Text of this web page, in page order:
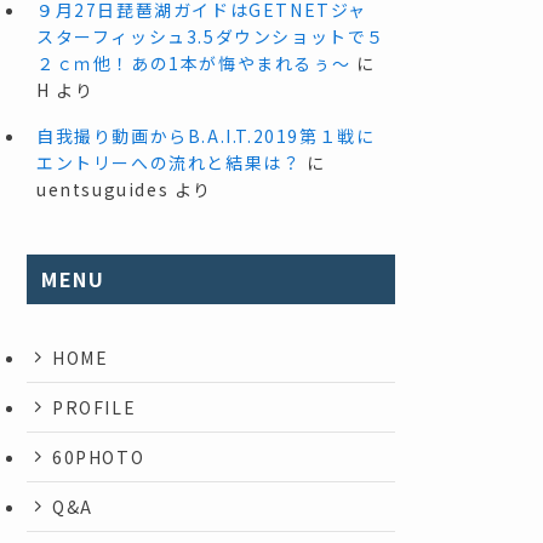
９月27日琵琶湖ガイドはGETNETジャ
スターフィッシュ3.5ダウンショットで５
２ｃｍ他！あの1本が悔やまれるぅ～ に
H より
自我撮り動画からB.A.I.T.2019第１戦に
エントリーへの流れと結果は？ に
uentsuguides より
MENU
HOME
PROFILE
60PHOTO
Q&A